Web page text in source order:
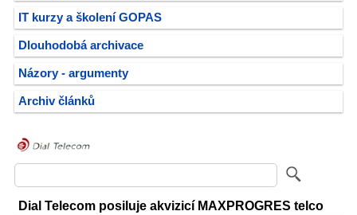
IT kurzy a školení GOPAS
Dlouhodobá archivace
Názory - argumenty
Archiv článků
Dial Telecom posiluje akvizicí MAXPROGRES telco